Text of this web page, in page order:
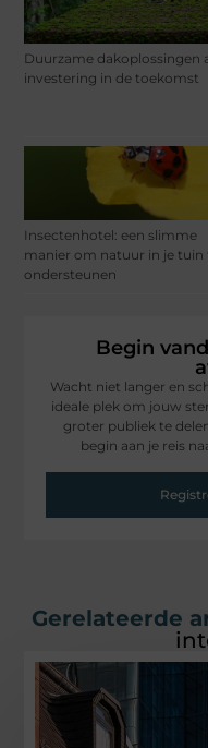
Duurzame dakoplossingen
investering in de toekomst
Insectenhotel: een slimme
manier om natuur in je tuin
ondersteunen
Begin
Wacht niet langer en
ideale plek om jouw
groter publiek te
begin aan je reis
Gerelateerde